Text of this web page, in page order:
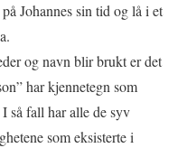
Johannes sin tid og lå i et
og navn blir brukt er det
har kjennetegn som
så fall har alle de syv
som eksisterte i